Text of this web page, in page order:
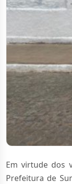
Em virtude dos
Prefeitura de